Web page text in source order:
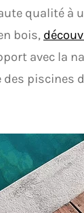
qualité à
bois,
avec la
piscines